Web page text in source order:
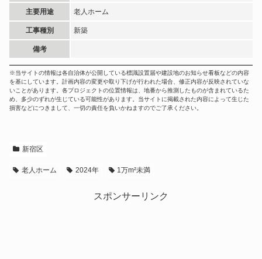
主要用途 老人ホーム
工事種別 新築
備考
※当サイトの情報は各自治体が公開している標識設置届や建設地のお知らせ看板などの内容
を基にしています。計画内容の変更や取り下げが行われた場合、修正内容が反映されていな
いことがあります。各プロジェクトの位置情報は、地番から推測したものが含まれているた
め、多少のずれが生じている可能性があります。当サイトに掲載された内容によって生じた
損害などにつきまして、一切の責任を負いかねますのでご了承ください。
新宿区
老人ホーム 2024年 1万m²未満
スポンサーリンク